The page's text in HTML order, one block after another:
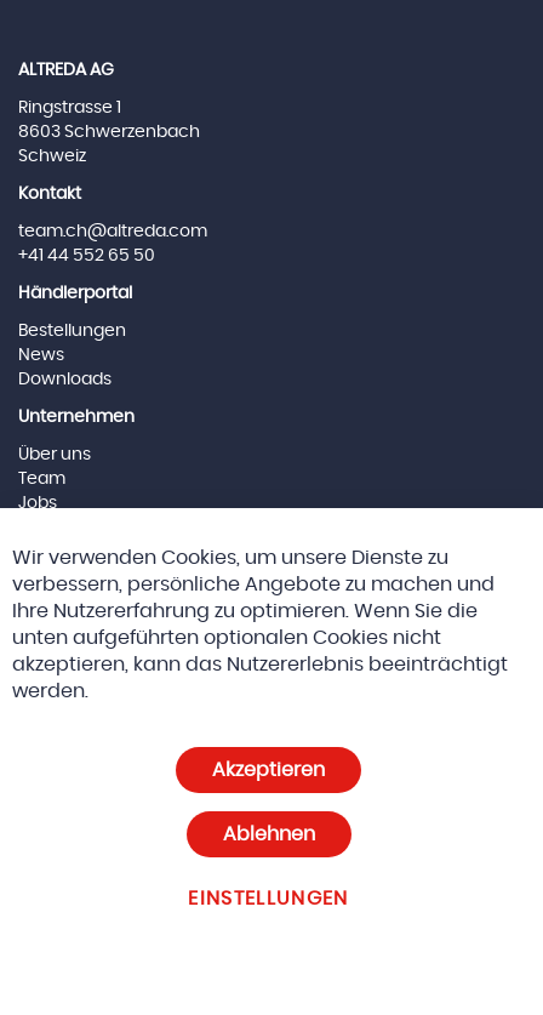
ALTREDA AG
Ringstrasse 1
8603 Schwerzenbach
Schweiz
Kontakt
team.ch@altreda.com
+41 44 552 65 50
Händlerportal
Bestellungen
News
Downloads
Unternehmen
Über uns
Team
Jobs
Social Media
Cookie-Einstellungen
Wir verwenden Cookies, um unsere Dienste zu
verbessern, persönliche Angebote zu machen und
Ihre Nutzererfahrung zu optimieren. Wenn Sie die
unten aufgeführten optionalen Cookies nicht
akzeptieren, kann das Nutzererlebnis beeinträchtigt
werden.
Akzeptieren
EINSTELLUNGEN
Ablehnen